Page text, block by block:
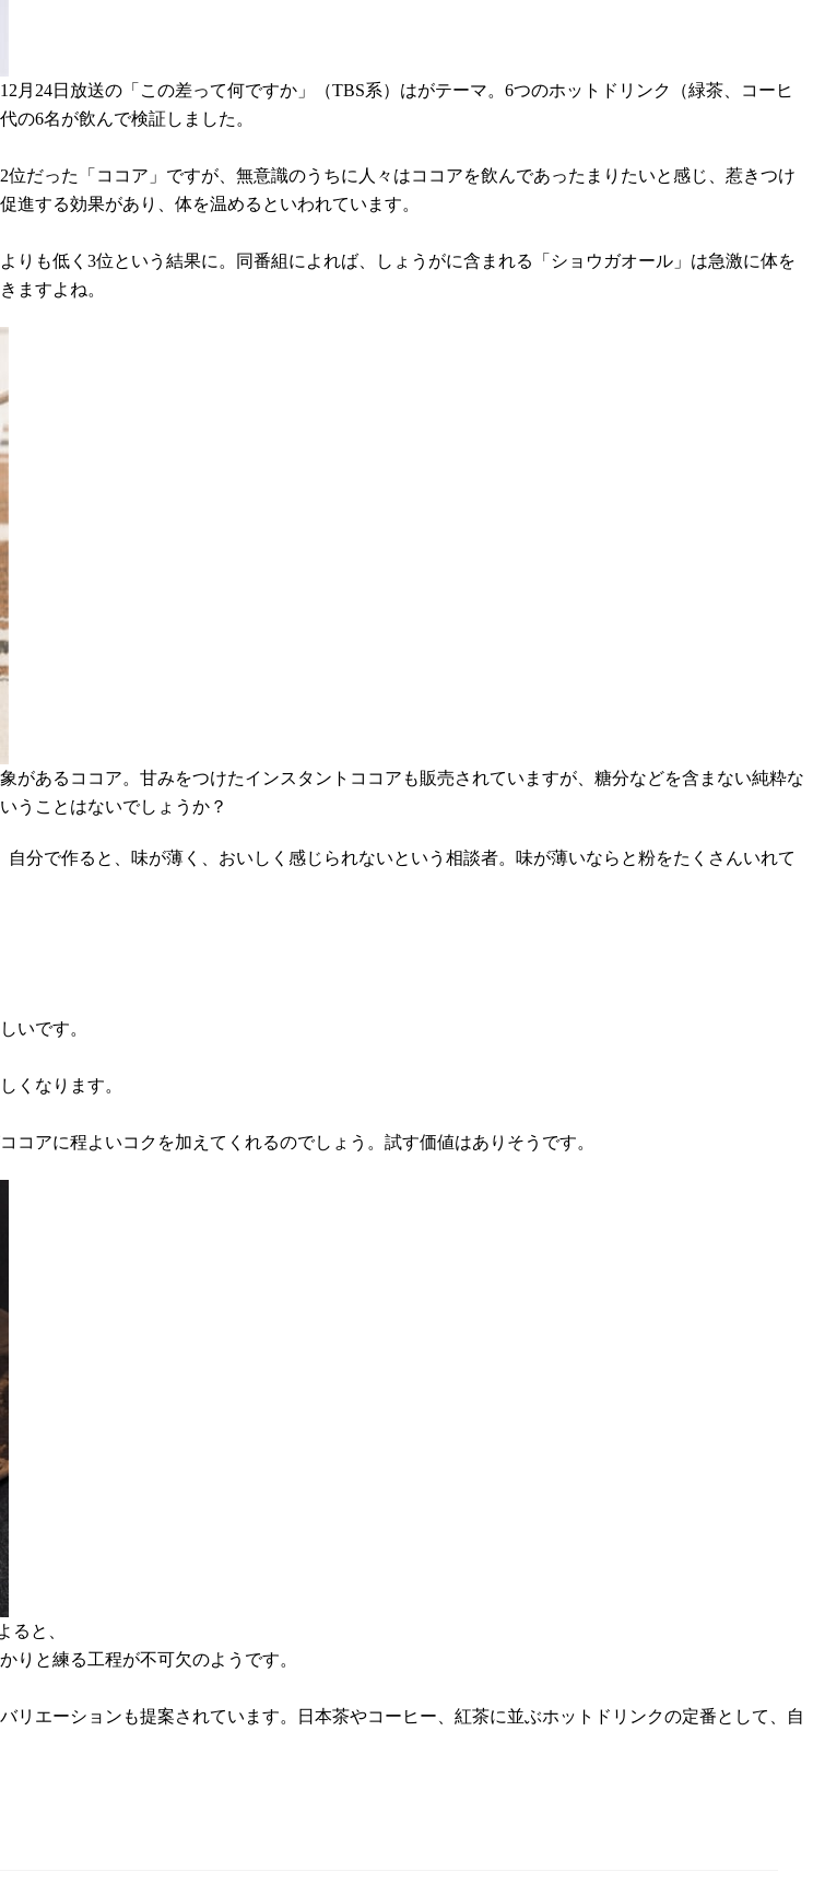
24日放送の「この差って何ですか」（TBS系）はがテーマ。6つのホットドリンク（緑茶、コーヒ
の6名が飲んで検証しました。
だった「ココア」ですが、無意識のうちに人々はココアを飲んであったまりたいと感じ、惹きつけ
する効果があり、体を温めるといわれています。
も低く3位という結果に。同番組によれば、しょうがに含まれる「ショウガオール」は急激に体を
ますよね。
あるココア。甘みをつけたインスタントココアも販売されていますが、糖分などを含まない純粋な
うことはないでしょうか？
分で作ると、味が薄く、おいしく感じられないという相談者。味が薄いならと粉をたくさんいれて
いです。
くなります。
アに程よいコクを加えてくれるのでしょう。試す価値はありそうです。
ると、
りと練る工程が不可欠のようです。
エーションも提案されています。日本茶やコーヒー、紅茶に並ぶホットドリンクの定番として、自